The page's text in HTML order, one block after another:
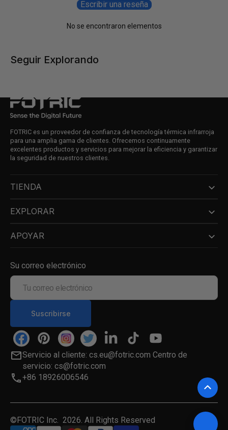
Escribir una reseña
No se encontraron elementos
Seguir Explorando
FOTRIC es un proveedor de confianza de tecnología térmica infrarroja
para una amplia gama de clientes. Ofrecemos continuamente
excelentes productos y servicios para mejorar la eficiencia y garantizar
la seguridad de nuestros clientes.
TIENDA
EXPLORAR
APOYAR
Su correo electrónico
Tu
correo
electrónico
Suscribirse
FacebookPinterestInstagramTwitter LinkedInTikTokYouTube
Servicio al cliente: cs.eu@fotric.com Centro de
servicio: cs@fotric.com
+86 18926006546
©FOTRIC Inc. 2026. All Rights Reserved